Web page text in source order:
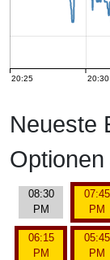
20:25 20:30
Neueste
08:30
PM
07:45
PM
06:15
PM
05:45
PM